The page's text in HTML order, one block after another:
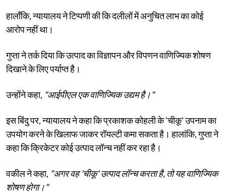
हालाँकि, न्यायालय ने टिप्पणी की कि दलीलों में अनुचित लाभ का कोई
आरोप नहीं था।
गुप्ता ने तर्क दिया कि उत्पाद का विज्ञापन और विपणन वाणिज्यिक शोषण
दिखाने के लिए पर्याप्त है।
उन्होंने कहा, "आईपीएल एक वाणिज्यिक उद्यम है।"
इस बिंदु पर, न्यायालय ने कहा कि प्रकाशक कोहली के 'चीकू' उपनाम का
उपयोग करने के खिलाफ जाकर रॉयल्टी कमा सकता है। हालांकि, गुप्ता ने
कहा कि क्रिकेटर कोई उत्पाद लॉन्च नहीं कर रहा है।
वकील ने कहा, "अगर वह 'चीकू' उत्पाद लॉन्च करता है, तो यह वाणिज्यिक
शोषण होगा।"